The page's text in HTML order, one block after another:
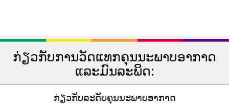
ກ່ຽວກັບການວັດແທກຄຸນນະພາບອາກາດ
ແລະມົນລະພິດ:
ກ່ຽວກັບລະດັບຄຸນນະພາບອາກາດ